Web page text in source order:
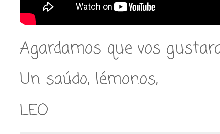
Agardamos que vos
Un saúdo, lémonos,
LEO